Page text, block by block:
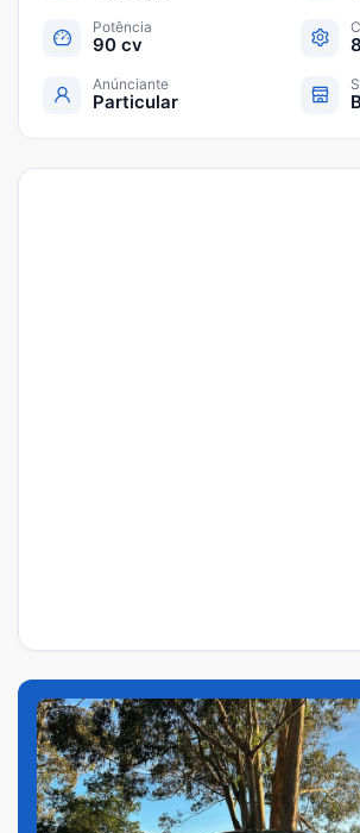
Potência
90 cv
Anúnciante
Particular